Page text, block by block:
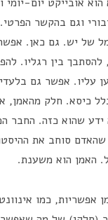
וגם בהקשר
של יש. גם כאן.
בין רגליו.
עליו. אפשר גם
כיסא. חלק מהאמן,
שהוא כזה. החבר
סוחב את
האמן הוא משענת.
אפשריות, כמו